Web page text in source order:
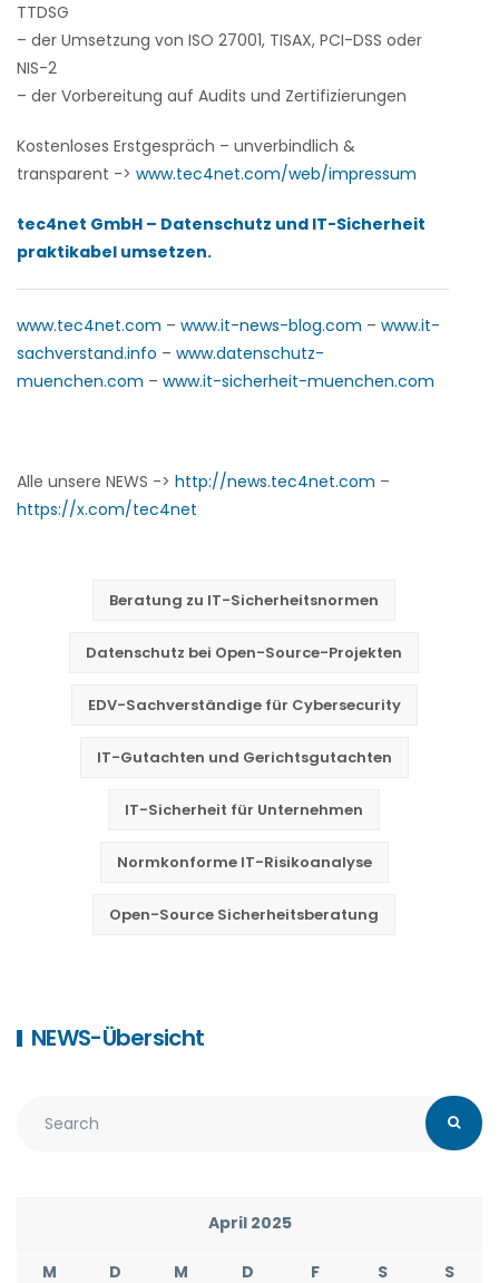
TTDSG
– der Umsetzung von ISO 27001, TISAX, PCI-DSS oder
NIS-2
– der Vorbereitung auf Audits und Zertifizierungen
Kostenloses Erstgespräch – unverbindlich &
transparent -> www.tec4net.com/web/impressum
tec4net GmbH – Datenschutz und IT-Sicherheit
praktikabel umsetzen.
www.tec4net.com – www.it-news-blog.com – www.it-
sachverstand.info – www.datenschutz-
muenchen.com – www.it-sicherheit-muenchen.com
Alle unsere NEWS -> http://news.tec4net.com –
https://x.com/tec4net
Beratung zu IT-Sicherheitsnormen
Datenschutz bei Open-Source-Projekten
EDV-Sachverständige für Cybersecurity
IT-Gutachten und Gerichtsgutachten
IT-Sicherheit für Unternehmen
Normkonforme IT-Risikoanalyse
Open-Source Sicherheitsberatung
NEWS-Übersicht
April 2025
M D M D F S S